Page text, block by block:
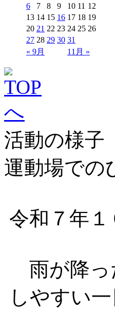
« 9月 11月 »
6
7 8 9 10 11 12
13 14 15 16 17 18 19
20 21 22 23 24 25 26
27 28 29 30 31
活動の様子
運動場での
令和７年
雨が降っ
しやすい